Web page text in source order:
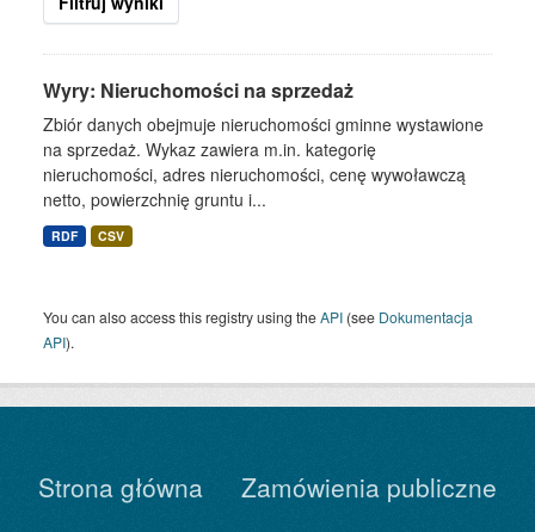
Wyry: Nieruchomości na sprzedaż
Zbiór danych obejmuje nieruchomości gminne wystawione
na sprzedaż. Wykaz zawiera m.in. kategorię
nieruchomości, adres nieruchomości, cenę wywoławczą
netto, powierzchnię gruntu i...
RDF CSV
You can also access this registry using theAPI (see Dokumentacja
API).
Strona główna
Zamówienia publiczne